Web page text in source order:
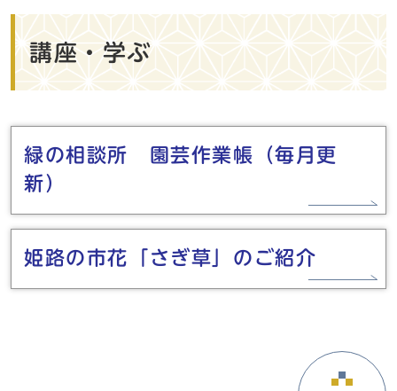
講座・学ぶ
メインメニュー
緑の相談所 園芸作業帳（毎月更
新）
姫路の市花「さぎ草」のご紹介